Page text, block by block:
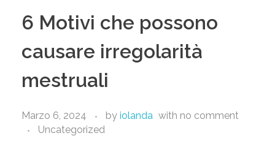
6 Motivi che possono
causare irregolarità
mestruali
Marzo 6, 2024 by iolanda with no comment
Uncategorized